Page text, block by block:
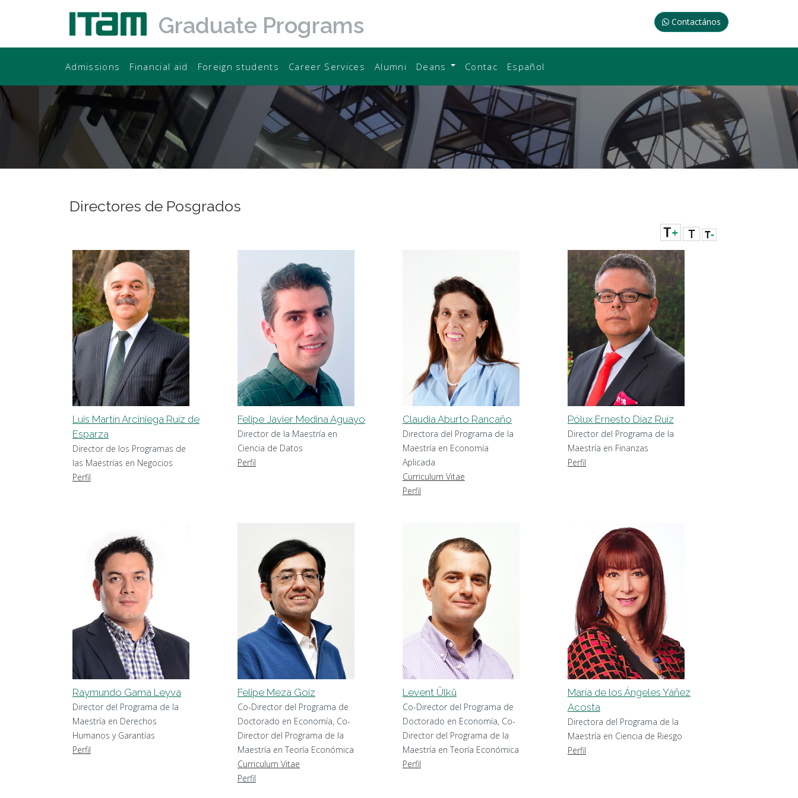
Graduate Programs Contactános
Admissions Financial aid Foreign students Career Services Alumni Deans Contac Español
Directores de Posgrados
Luis Martín Arciniega Ruíz de
Esparza
Director de los Programas de
las Maestrías en Negocios
Perfil
Felipe Javier Medina Aguayo
Director de la Maestría en
Ciencia de Datos
Perfil
Claudia Aburto Rancaño
Directora del Programa de la
Maestría en Economía
Aplicada
Curriculum Vitae
Perfil
Pólux Ernesto Díaz Ruíz
Director del Programa de la
Maestría en Finanzas
Perfil
Raymundo Gama Leyva
Director del Programa de la
Maestría en Derechos
Humanos y Garantías
Perfil
Felipe Meza Goiz
Co-Director del Programa de
Doctorado en Economía, Co-
Director del Programa de la
Maestría en Teoría Económica
Curriculum Vitae
Perfil
Levent Ülkü
Co-Director del Programa de
Doctorado en Economía, Co-
Director del Programa de la
Maestría en Teoría Económica
Perfil
María de los Ángeles Yáñez
Acosta
Directora del Programa de la
Maestría en Ciencia de Riesgo
Perfil